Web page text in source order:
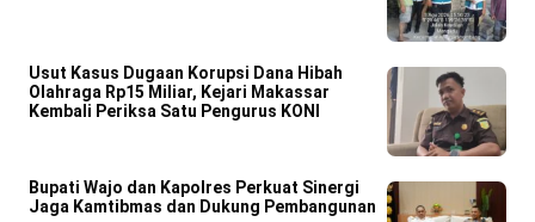
Usut Kasus Dugaan Korupsi Dana Hibah
Olahraga Rp15 Miliar, Kejari Makassar
Kembali Periksa Satu Pengurus KONI
Bupati Wajo dan Kapolres Perkuat Sinergi
Jaga Kamtibmas dan Dukung Pembangunan